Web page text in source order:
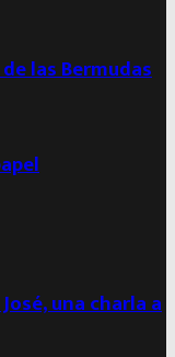
las Bermudas
una charla a